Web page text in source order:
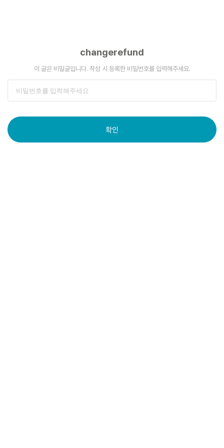
changerefund
이 글은 비밀글입니다. 작성 시 등록한 비밀번호를 입력해주세요.
확인